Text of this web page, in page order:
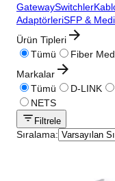
GatewaySwitchler
AdaptörleriSFP &
Ürün Tipleri
Tümü
Fiber
Markalar
Tümü
D-LINK
NETS
Filtrele
Sıralama: